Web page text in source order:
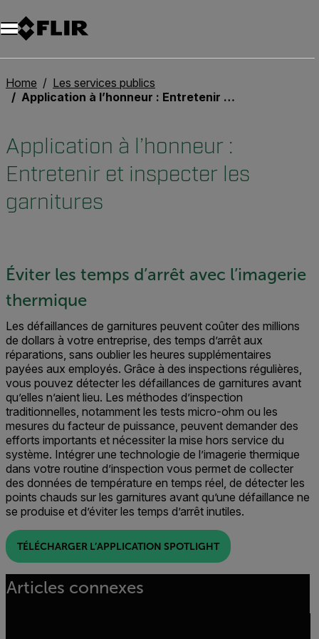
Unread messages
Modèle
Supprimer
articles
article
Ajouter au panier
Ajouté au panier
Home
Les services publics
Application à l’honneur : Entretenir et inspecter les garnitures
Application à l’honneur :
Entretenir et inspecter les
garnitures
Éviter les temps d’arrêt avec l’imagerie
thermique
Les défaillances de garnitures peuvent coûter des millions
de dollars à votre entreprise, des temps d’arrêt aux
réparations, sans oublier les heures supplémentaires
payées aux employés. Grâce à des inspections régulières,
vous pouvez détecter les défaillances de garnitures avant
qu’elles n’aient lieu. Les méthodes d’inspection
traditionnelles, notamment les tests micro-ohm ou les
mesures du facteur de puissance, peuvent demander des
efforts importants et nécessiter la mise hors service du
système. Intégrer une technologie de l’imagerie thermique
dans votre routine d’inspection vous permet de collecter
des données de température en temps réel, de détecter les
points chauds sur les garnitures avant qu’une défaillance ne
se produise et d’éviter les temps d’arrêt inutiles.
TÉLÉCHARGER L’APPLICATION SPOTLIGHT
Articles connexes